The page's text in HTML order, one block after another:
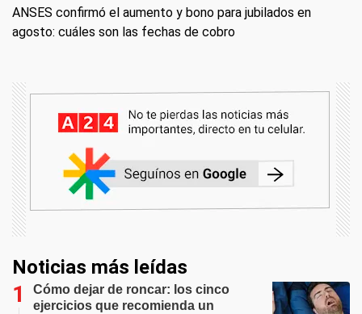
ANSES confirmó el aumento y bono para jubilados en
agosto: cuáles son las fechas de cobro
Noticias más leídas
Cómo dejar de roncar: los cinco
ejercicios que recomienda un